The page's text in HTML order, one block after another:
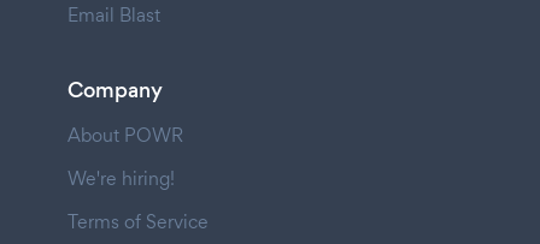
Email Blast
Company
About POWR
We're hiring!
Terms of Service